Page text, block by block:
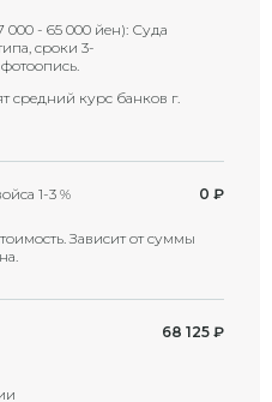
- 65 000 йен): Суда
сроки 3-
средний курс банков г.
1-3 % 0 ₽
Зависит от суммы
68 125 ₽